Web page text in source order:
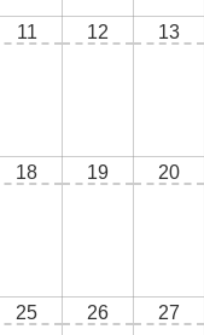
11 12 13
18 19 20
25 26 27